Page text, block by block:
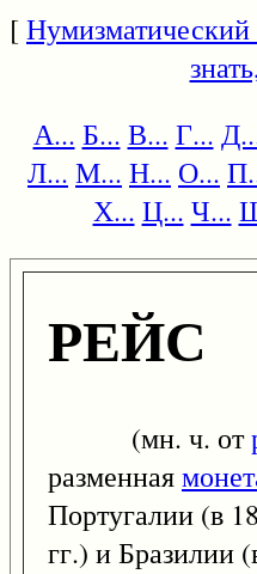
[Нумизматический
А... Б... В... Г...
Л... М... Н... О...
Х... Ц... Ч...
РЕЙС
(мн. ч. от
разменная
Португалии (в
гг.) и Бразилии